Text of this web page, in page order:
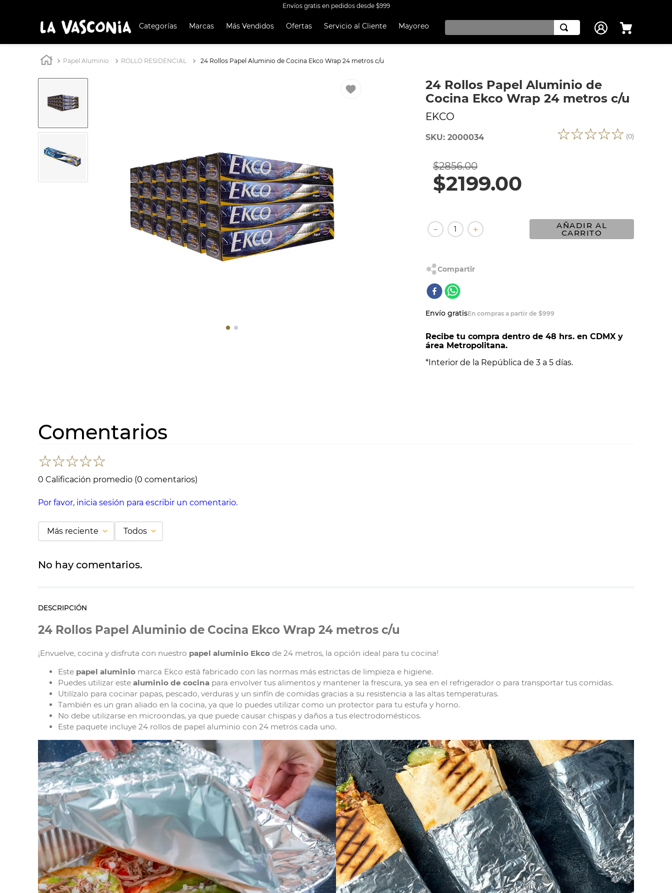
Envíos gratis en pedidos desde $999
Categorías Marcas Más Vendidos Ofertas Servicio al Cliente Mayoreo
Papel Aluminio ROLLO RESIDENCIAL 24 Rollos Papel Aluminio de Cocina Ekco Wrap 24 metros c/u
24 Rollos Papel Aluminio de
Cocina Ekco Wrap 24 metros c/u
EKCO
SKU: 2000034 ☆☆☆☆☆ (0)
$2856.00
$2199.00
＋
－ AÑADIR AL
CARRITO
Envío gratisEn compras a partir de $999
Recibe tu compra dentro de 48 hrs. en CDMX y
área Metropolitana.
*Interior de la República de 3 a 5 días.
Comentarios
☆☆☆☆☆
0 Calificación promedio (0 comentarios)
Por favor, inicia sesión para escribir un comentario.
Más reciente Todos
No hay comentarios.
DESCRIPCIÓN
24 Rollos Papel Aluminio de Cocina Ekco Wrap 24 metros c/u
¡Envuelve, cocina y disfruta con nuestro papel aluminio Ekco de 24 metros, la opción ideal para tu cocina!
Este papel aluminio marca Ekco está fabricado con las normas más estrictas de limpieza e higiene.
Puedes utilizar este aluminio de cocina para envolver tus alimentos y mantener la frescura, ya sea en el refrigerador o para transportar tus comidas.
Utilízalo para cocinar papas, pescado, verduras y un sinfín de comidas gracias a su resistencia a las altas temperaturas.
También es un gran aliado en la cocina, ya que lo puedes utilizar como un protector para tu estufa y horno.
No debe utilizarse en microondas, ya que puede causar chispas y daños a tus electrodomésticos.
Este paquete incluye 24 rollos de papel aluminio con 24 metros cada uno.
TÉRMINOS MÁS
6. SARTEN
7. VAPORERAS
8. BATERÍA
9 ACERO INOXIDABLE
10. COMAL